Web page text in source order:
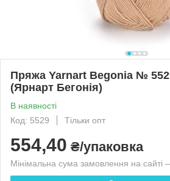
Пряжа Yarnart Begonia №
(Ярнарт Бегонія)
В наявності
Код: 5529
Тільки опт
554,40 ₴/упаковка
Мінімальна сума замовлення на сайті